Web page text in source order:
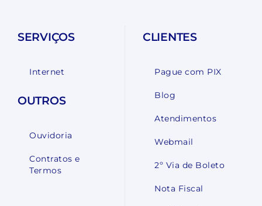
SERVIÇOS
Internet
OUTROS
Ouvidoria
Contratos e
Termos
CLIENTES
Pague com PIX
Blog
Atendimentos
Webmail
2º Via de Boleto
Nota Fiscal